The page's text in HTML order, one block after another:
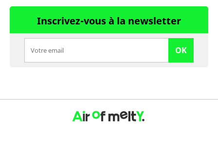
Inscrivez-vous à la newsletter
OK